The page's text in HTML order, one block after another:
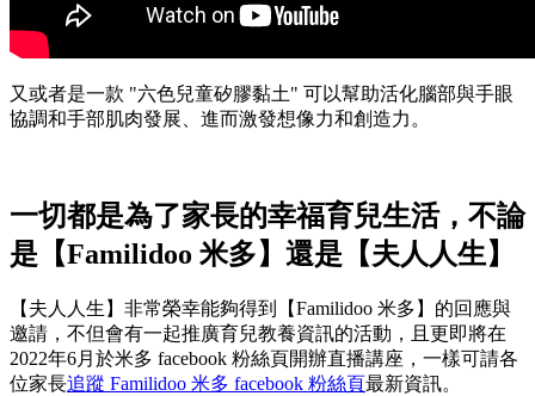
又或者是一款 "六色兒童矽膠黏土" 可以幫助活化腦部與手眼
協調和手部肌肉發展、進而激發想像力和創造力。
一切都是為了家長的幸福育兒生活，不論
是【Familidoo 米多】還是【夫人人生】
【夫人人生】非常榮幸能夠得到【Familidoo 米多】的回應與
邀請，不但會有一起推廣育兒教養資訊的活動，且更即將在
2022年6月於米多 facebook 粉絲頁開辦直播講座，一樣可請各
位家長追蹤 Familidoo 米多 facebook 粉絲頁最新資訊。